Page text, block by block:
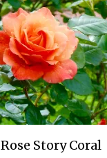
Rose Story Coral